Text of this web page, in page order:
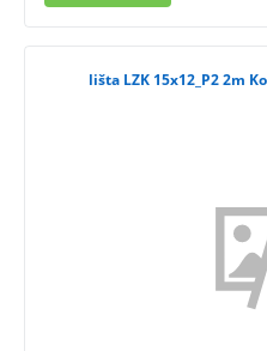
lišta LZK 15x12_P2 2m